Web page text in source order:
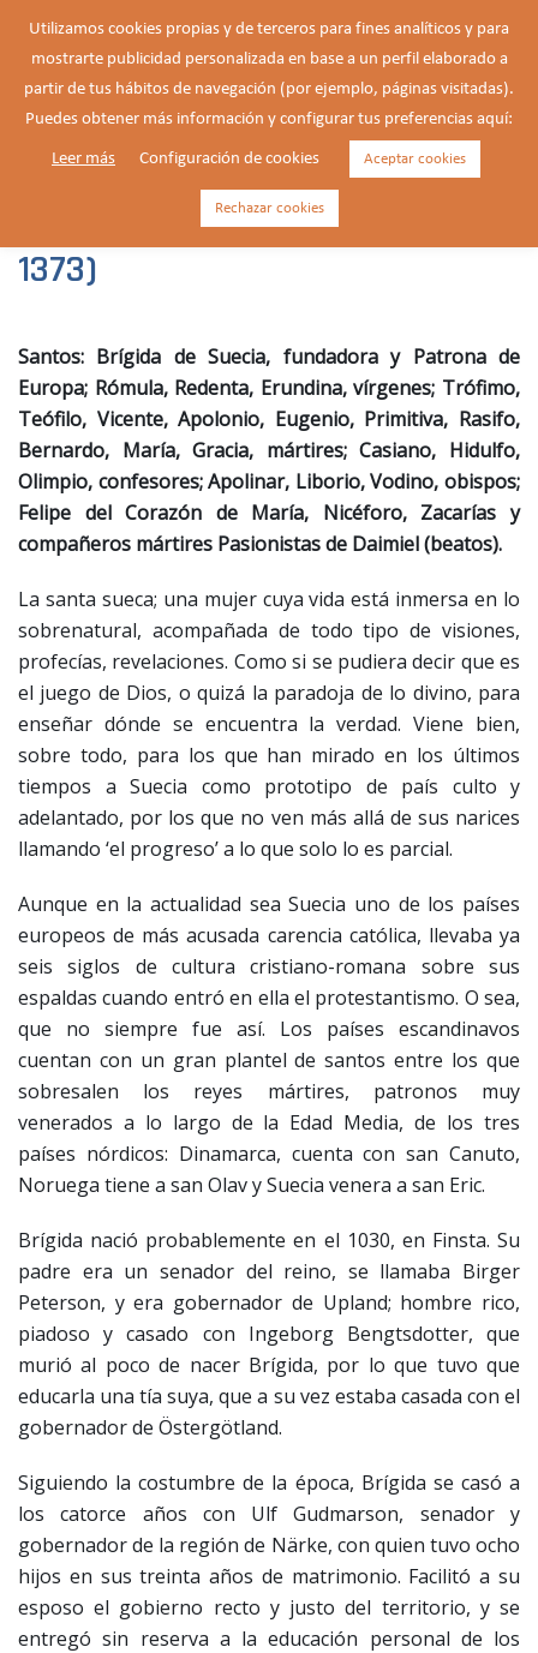
Brígida de Suecia, fundadora y
Patrona de Europa (c. a. 1303-
1373)
Santos: Brígida de Suecia, fundadora y Patrona de
Europa; Rómula, Redenta, Erundina, vírgenes; Trófimo,
Teófilo, Vicente, Apolonio, Eugenio, Primitiva, Rasifo,
Bernardo, María, Gracia, mártires; Casiano, Hidulfo,
Olimpio, confesores; Apolinar, Liborio, Vodino, obispos;
Felipe del Corazón de María, Nicéforo, Zacarías y
compañeros mártires Pasionistas de Daimiel (beatos).
La santa sueca; una mujer cuya vida está inmersa en lo
sobrenatural, acompañada de todo tipo de visiones,
profecías, revelaciones. Como si se pudiera decir que es
el juego de Dios, o quizá la paradoja de lo divino, para
enseñar dónde se encuentra la verdad. Viene bien,
sobre todo, para los que han mirado en los últimos
tiempos a Suecia como prototipo de país culto y
adelantado, por los que no ven más allá de sus narices
llamando ‘el progreso’ a lo que solo lo es parcial.
Aunque en la actualidad sea Suecia uno de los países
europeos de más acusada carencia católica, llevaba ya
seis siglos de cultura cristiano-romana sobre sus
espaldas cuando entró en ella el protestantismo. O sea,
que no siempre fue así. Los países escandinavos
cuentan con un gran plantel de santos entre los que
sobresalen los reyes mártires, patronos muy
venerados a lo largo de la Edad Media, de los tres
países nórdicos: Dinamarca, cuenta con san Canuto,
Noruega tiene a san Olav y Suecia venera a san Eric.
Brígida nació probablemente en el 1030, en Finsta. Su
padre era un senador del reino, se llamaba Birger
Peterson, y era gobernador de Upland; hombre rico,
piadoso y casado con Ingeborg Bengtsdotter, que
murió al poco de nacer Brígida, por lo que tuvo que
educarla una tía suya, que a su vez estaba casada con el
gobernador de Östergötland.
Siguiendo la costumbre de la época, Brígida se casó a
los catorce años con Ulf Gudmarson, senador y
gobernador de la región de Närke, con quien tuvo ocho
hijos en sus treinta años de matrimonio. Facilitó a su
esposo el gobierno recto y justo del territorio, y se
entregó sin reserva a la educación personal de los
Utilizamos cookies propias y de terceros para fines analíticos y para
mostrarte publicidad personalizada en base a un perfil elaborado a
partir de tus hábitos de navegación (por ejemplo, páginas visitadas).
Puedes obtener más información y configurar tus preferencias aquí:
Leer más Configuración de cookies Aceptar cookies
Rechazar cookies